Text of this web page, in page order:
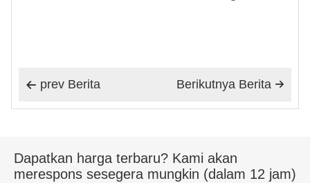
 prev Berita 
Berikutnya Berita
Dapatkan harga terbaru? Kami akan
merespons sesegera mungkin (dalam 12 jam)